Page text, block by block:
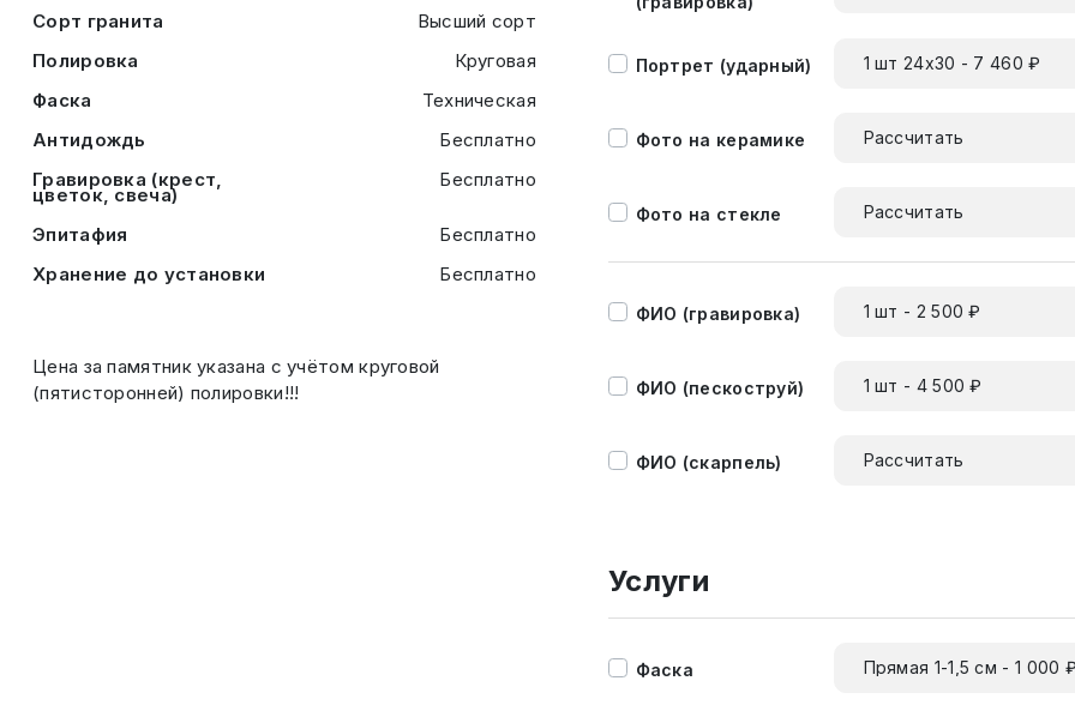
Сорт гранита
Высший сорт
Полировка
Круговая
Фаска
Техническая
Антидождь
Бесплатно
Гравировка (крест,
цветок, свеча)
Бесплатно
Эпитафия
Бесплатно
Хранение до установки
Бесплатно
Цена за памятник указана с учётом круговой
(пятисторонней) полировки!!!
Портрет (ударный) 1 шт 24х30 - 7 460 ₽
Фото на керамике Рассчитать
Фото на стекле Рассчитать
ФИО (гравировка) 1 шт - 2 500 ₽
ФИО (пескоструй) 1 шт - 4 500 ₽
ФИО (скарпель) Рассчитать
Услуги
Фаска Прямая 1-1,5 см - 1 000